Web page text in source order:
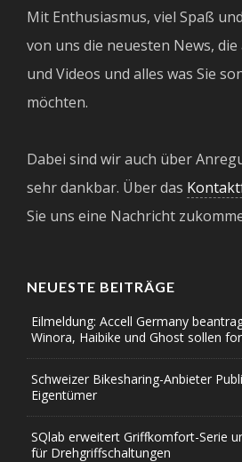
Mit Enthusiasmus, viel Spaß
von uns die neuesten News,
und Videos und alles was Sie
möchten.
Dabei sind wir auch über
sehr dankbar. Über das
Sie uns eine Nachricht
NEUESTE BEITRÄGE
Eilmeldung: Accell Germany
Winora, Haibike und Ghost sollen
Schweizer Bikesharing-Anbieter
Eigentümer
SQlab erweitert Griffkomfort-Serie
für Drehgriffschaltungen